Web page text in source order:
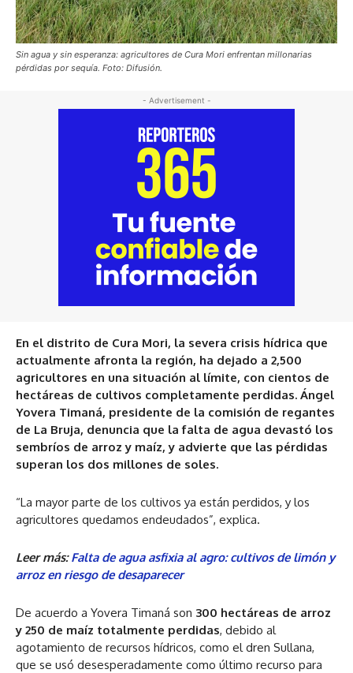
Sin agua y sin esperanza: agricultores de Cura Mori enfrentan millonarias
pérdidas por sequía. Foto: Difusión.
- Advertisement -
En el distrito de Cura Mori, la severa crisis hídrica que
actualmente afronta la región, ha dejado a 2,500
agricultores en una situación al límite, con cientos de
hectáreas de cultivos completamente perdidas. Ángel
Yovera Timaná, presidente de la comisión de regantes
de La Bruja, denuncia que la falta de agua devastó los
sembríos de arroz y maíz, y advierte que las pérdidas
superan los dos millones de soles.
“La mayor parte de los cultivos ya están perdidos, y los
agricultores quedamos endeudados”, explica.
Leer más:Falta de agua asfixia al agro: cultivos de limón y
arroz en riesgo de desaparecer
De acuerdo a Yovera Timaná son 300 hectáreas de arroz
y 250 de maíz totalmente perdidas, debido al
agotamiento de recursos hídricos, como el dren Sullana,
que se usó desesperadamente como último recurso para